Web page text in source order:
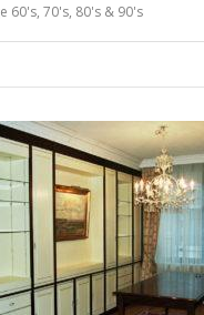
60's, 70's, 80's & 90's